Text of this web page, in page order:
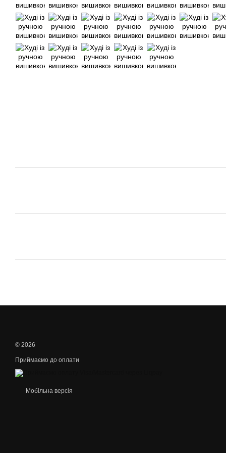
© 2026
Приймаємо до оплати
Мобільна версія